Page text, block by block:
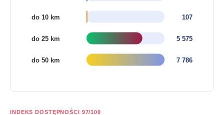
INDEKS DOSTĘPNOŚCI 97/100